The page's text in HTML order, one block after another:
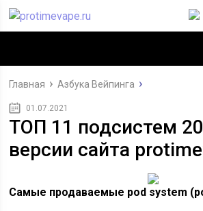
Главная Азбука Вейпинга
01.07.2021
ТОП 11 подсистем
версии сайта
Самые продаваемые pod system